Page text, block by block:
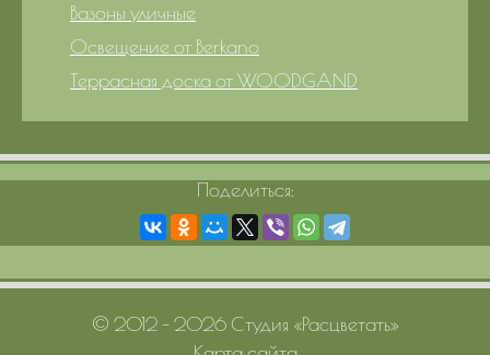
Вазоны уличные
Освещение от Berkano
Террасная доска от WOODGAND
Поделиться:
© 2012 – 2026 Студия «Расцветать»